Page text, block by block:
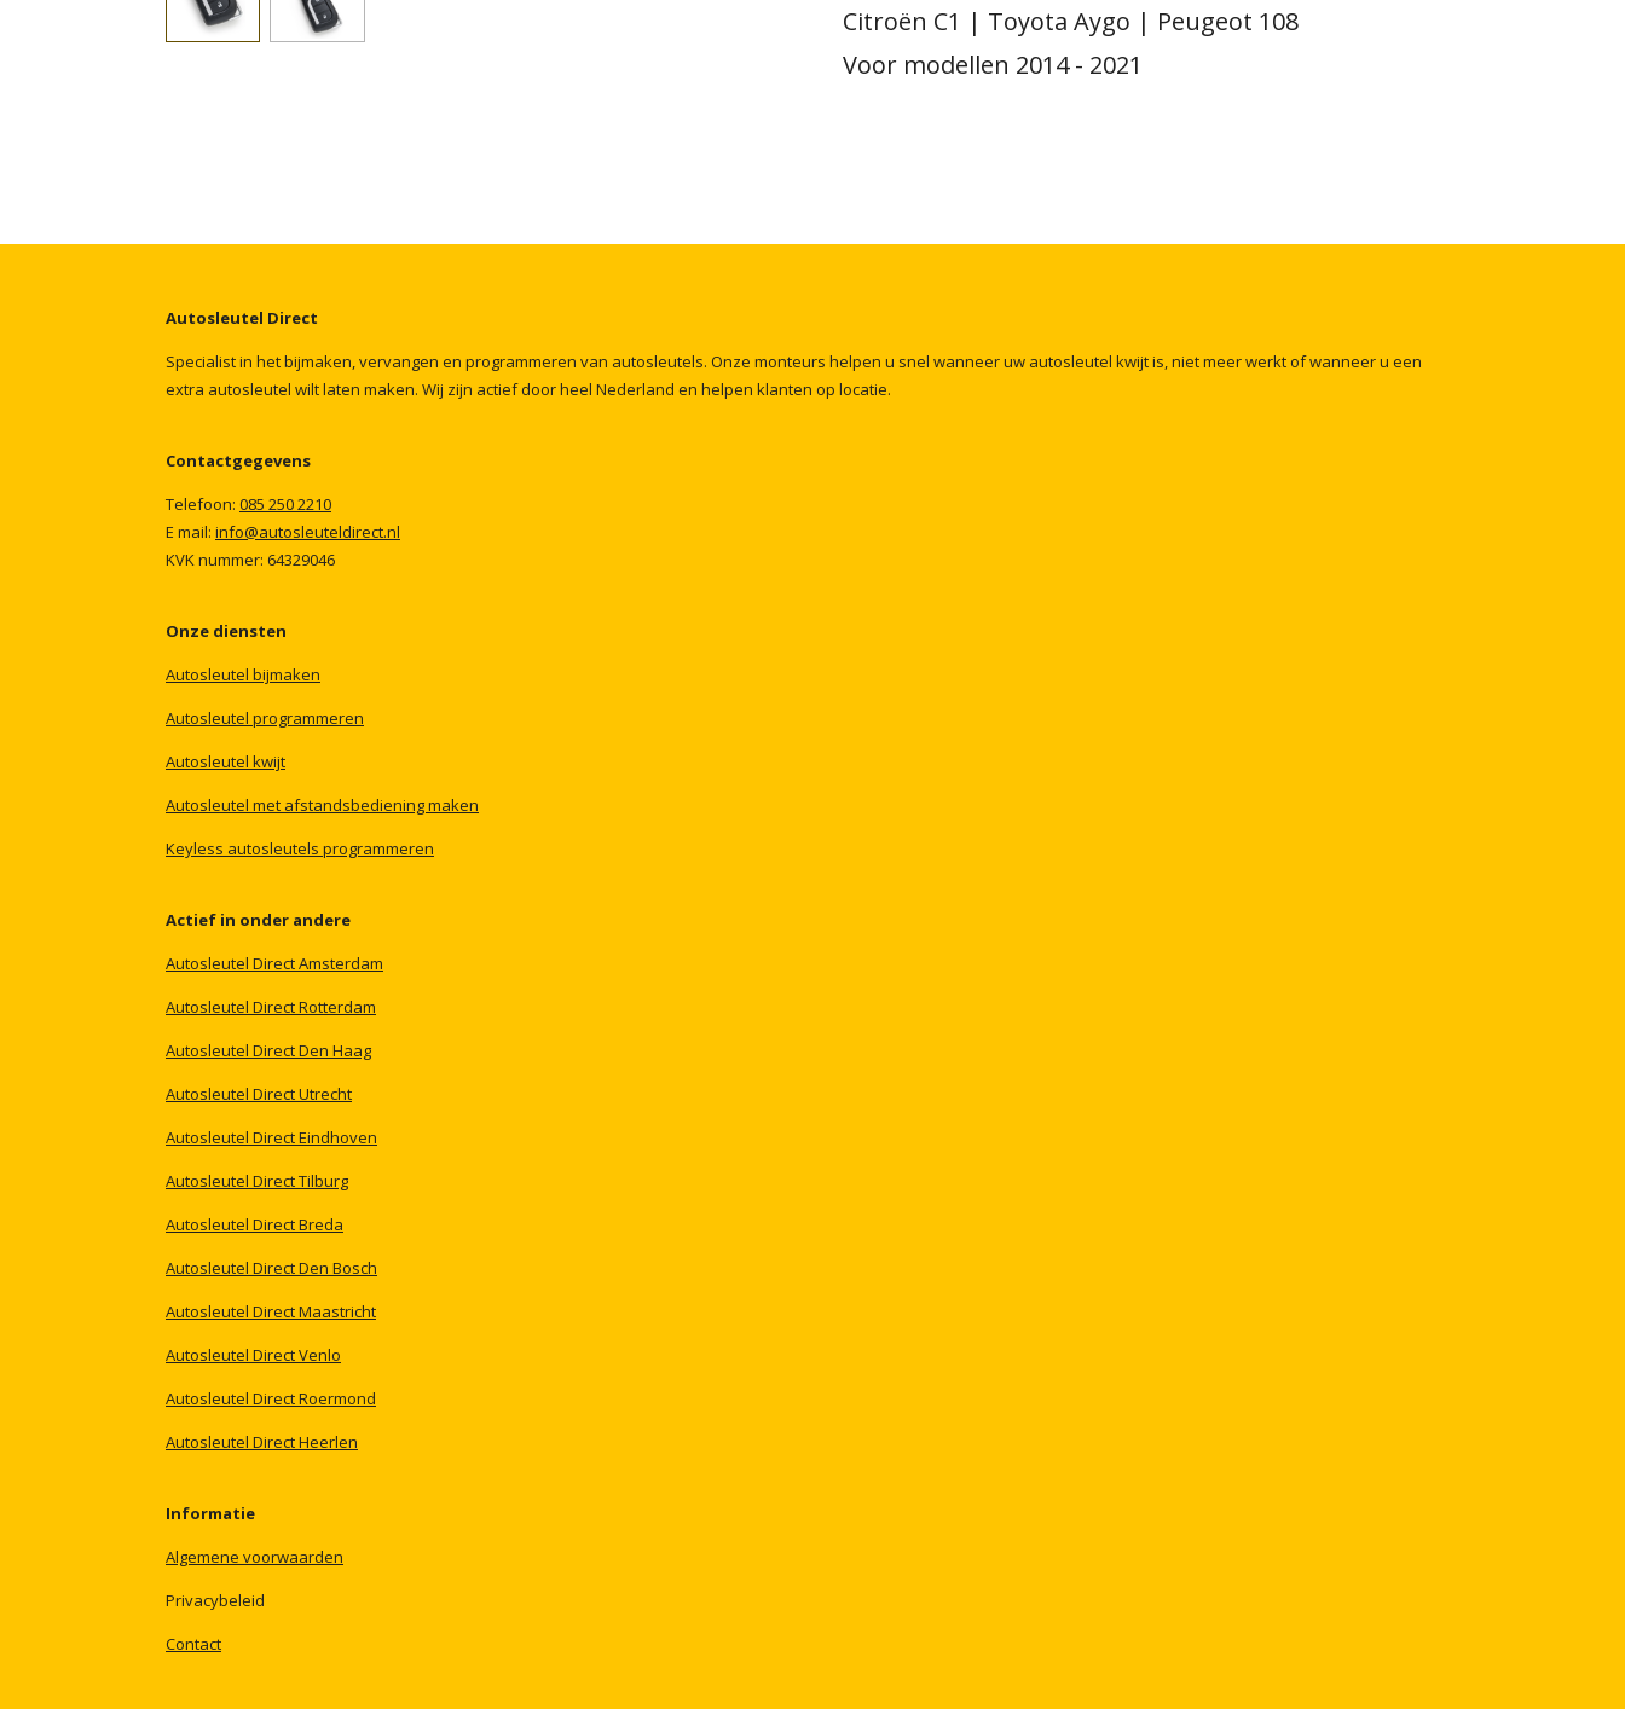
Citroën C1 | Toyota Aygo | Peugeot 108
Voor modellen 2014 - 2021
Autosleutel Direct
Specialistin hetbijmaken,vervangen en programmeren van autosleutels. Onze monteurs helpen u snel wanneeruw autosleutel kwijtis,nietmeerwerktofwanneeru een
extra autosleutel wiltlaten maken. Wij zijn actiefdoorheel Nederland en helpen klanten op locatie.
Contactgegevens
Telefoon: 085 2502210
E mail: info@autosleuteldirect.nl
KVKnummer: 64329046
Onze diensten
Autosleutel bijmaken
Autosleutel programmeren
Autosleutel kwijt
Autosleutel met afstandsbedieningmaken
Keyless autosleutels programmeren
Actief in onder andere
Autosleutel DirectAmsterdam
Autosleutel DirectRotterdam
Autosleutel DirectDen Haag
Autosleutel DirectUtrecht
Autosleutel DirectEindhoven
Autosleutel DirectTilburg
Autosleutel DirectBreda
Autosleutel DirectDen Bosch
Autosleutel DirectMaastricht
Autosleutel DirectVenlo
Autosleutel DirectRoermond
Autosleutel DirectHeerlen
Informatie
Algemene voorwaarden
Privacybeleid
Contact